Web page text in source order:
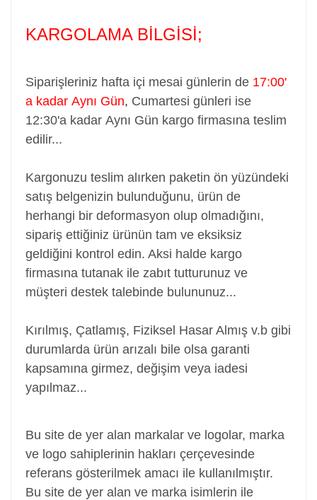
KARGOLAMA BİLGİSİ;
Siparişleriniz hafta içi mesai günlerin de 17:00'
a kadar Aynı Gün, Cumartesi günleri ise
12:30'a kadar Aynı Gün kargo firmasına teslim
edilir...
Kargonuzu teslim alırken paketin ön yüzündeki
satış belgenizin bulunduğunu, ürün de
herhangi bir deformasyon olup olmadığını,
sipariş ettiğiniz ürünün tam ve eksiksiz
geldiğini kontrol edin. Aksi halde kargo
firmasına tutanak ile zabıt tutturunuz ve
müşteri destek talebinde bulununuz...
Kırılmış, Çatlamış, Fiziksel Hasar Almış v.b gibi
durumlarda ürün arızalı bile olsa garanti
kapsamına girmez, değişim veya iadesi
yapılmaz...
Bu site de yer alan markalar ve logolar, marka
ve logo sahiplerinin hakları çerçevesinde
referans gösterilmek amacı ile kullanılmıştır.
Bu site de yer alan ve marka isimlerin ile